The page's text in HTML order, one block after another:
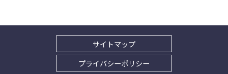
サイトマップ
プライバシーポリシー